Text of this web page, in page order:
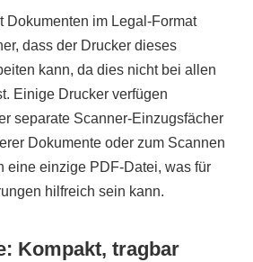
Dokumenten im Legal-Format
dass der Drucker dieses
kann, da dies nicht bei allen
Einige Drucker verfügen
separate Scanner-Einzugsfächer
Dokumente oder zum Scannen
eine einzige PDF-Datei, was für
hilfreich sein kann.
Kompakt, tragbar